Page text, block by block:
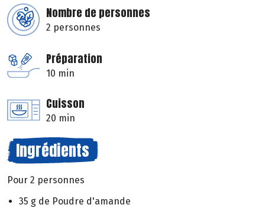
Nombre de personnes
2 personnes
Préparation
10 min
Cuisson
20 min
Ingrédients
Pour 2 personnes
35 g de Poudre d'amande